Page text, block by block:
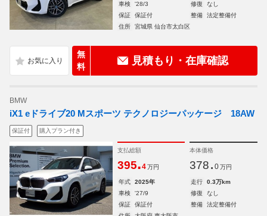
車検
'28/3 修復
なし
保証
保証付 整備
法定整備付
住所
宮城県 仙台市太白区
無
料
見積もり・在庫確認
BMW
iX1 eドライブ20 Mスポーツ テクノロジーパッケージ 18AW
保証付 購入プラン付き
支払総額
395.4 万円
本体価格
378. 0 万円
年式 2025年 走行
0.3万km
車検
'27/9 修復
なし
保証
保証付 整備
法定整備付